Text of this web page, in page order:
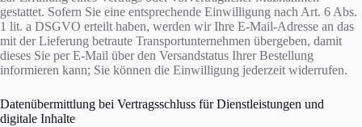
gestattet. Sofern Sie eine entsprechende Einwilligung nach Art. 6 Abs.
1 lit. a DSGVO erteilt haben, werden wir Ihre E-Mail-Adresse an das
mit der Lieferung betraute Transportunternehmen übergeben, damit
dieses Sie per E-Mail über den Versandstatus Ihrer Bestellung
informieren kann; Sie können die Einwilligung jederzeit widerrufen.
Daten­übermittlung bei Vertragsschluss für Dienstleistungen und
digitale Inhalte